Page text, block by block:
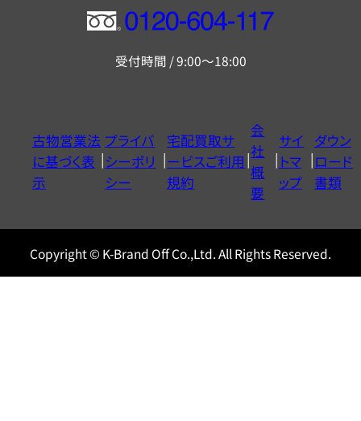
フ
ー
ヤ
ル
0120604117
受付時間 / 9:00～18:00
古物営業法
に基づく表
示
プライバ
シーポリ
シー
宅配買取サ
ービスご利用
規約
会
社
概
要
サイ
トマ
ップ
ダウン
ロード
書類
Copyright © K-Brand Off Co.,Ltd. All Rights Reserved.